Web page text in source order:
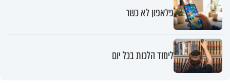
פלאפון לא כשר
לימוד הלכות בכל יום